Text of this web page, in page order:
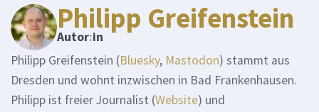
Philipp Greifenstein
Autor:in
Philipp Greifenstein (Bluesky, Mastodon) stammt aus
Dresden und wohnt inzwischen in Bad Frankenhausen.
Philipp ist freier Journalist (Website) und